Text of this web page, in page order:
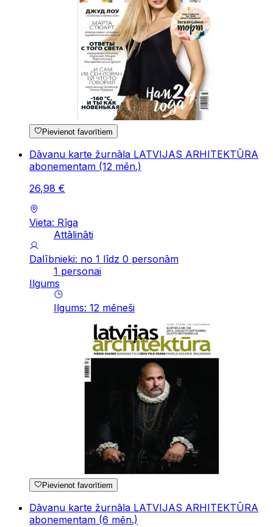
Pievienot favorītiem
Dāvanu karte žurnāla LATVIJAS ARHITEKTŪRA
abonementam (12 mēn.)
26,98 €
Vieta: Rīga
Attālināti
Dalībnieki: no 1 līdz 0 personām
1 personai
Ilgums
Ilgums: 12 mēneši
Pievienot favorītiem
Dāvanu karte žurnāla LATVIJAS ARHITEKTŪRA
abonementam (6 mēn.)